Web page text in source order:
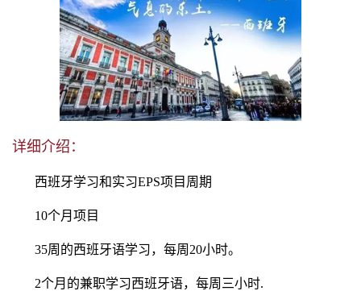
详细介绍：
西班牙学习和实习EPS项目周期
10个月项目
35周的西班牙语学习，每周20小时。
2个月的兼职学习西班牙语，每周三小时.